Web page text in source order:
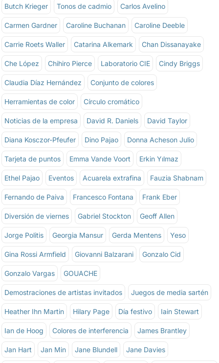
Butch Krieger Tonos de cadmio Carlos Avelino
Carmen Gardner Caroline Buchanan Caroline Deeble
Carrie Roets Waller Catarina Alkemark Chan Dissanayake
Che López Chihiro Pierce Laboratorio CIE Cindy Briggs
Claudia Díaz Hernández Conjunto de colores
Herramientas de color Círculo cromático
Noticias de la empresa David R. Daniels David Taylor
Diana Kosczor-Pfeufer Dino Pajao Donna Acheson Julio
Tarjeta de puntos Emma Vande Voort Erkin Yılmaz
Ethel Pajao Eventos Acuarela extrafina Fauzia Shabnam
Fernando de Paiva Francesco Fontana Frank Eber
Diversión de viernes Gabriel Stockton Geoff Allen
Jorge Politis Georgia Mansur Gerda Mentens Yeso
Gina Rossi Armfield Giovanni Balzarani Gonzalo Cid
Gonzalo Vargas GOUACHE
Demostraciones de artistas invitados Juegos de media sartén
Heather Ihn Martin Hilary Page Día festivo Iain Stewart
Ian de Hoog Colores de interferencia James Brantley
Jan Hart Jan Min Jane Blundell Jane Davies